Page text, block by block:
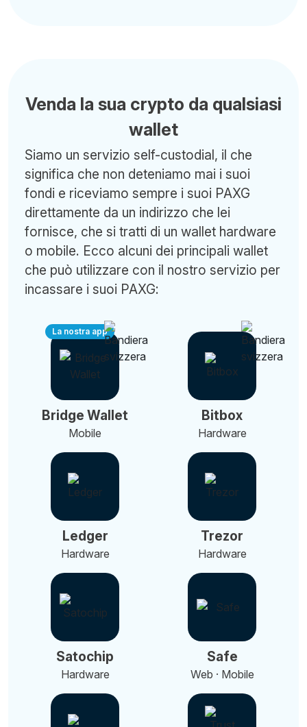
Venda la sua crypto da qualsiasi
wallet
Siamo un servizio self-custodial, il che
significa che non deteniamo mai i suoi
fondi e riceviamo sempre i suoi PAXG
direttamente da un indirizzo che lei
fornisce, che si tratti di un wallet hardware
o mobile. Ecco alcuni dei principali wallet
che può utilizzare con il nostro servizio per
incassare i suoi PAXG:
La nostra app
Bridge Wallet
Mobile
Bitbox
Hardware
Ledger
Hardware
Trezor
Hardware
Satochip
Hardware
Safe
Web · Mobile